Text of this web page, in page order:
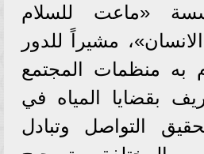
«ماعت للسلام
مشيراً للدور
به منظمات المجتمع
بقضايا المياه في
التواصل وتبادل